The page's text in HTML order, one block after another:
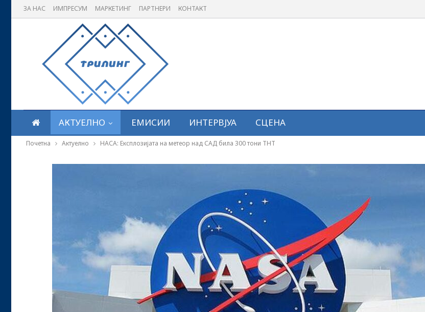
ЗА НАС ИМПРЕСУМ МАРКЕТИНГ ПАРТНЕРИ КОНТАКТ
АКТУЕЛНО ЕМИСИИ ИНТЕРВЈУА СЦЕНА
Почетна Актуелно НАСА: Експлозијата на метеор над САД била 300 тони ТНТ